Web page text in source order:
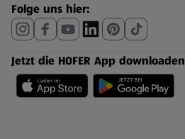
Folge uns hier:
Jetzt die HOFER App downloaden